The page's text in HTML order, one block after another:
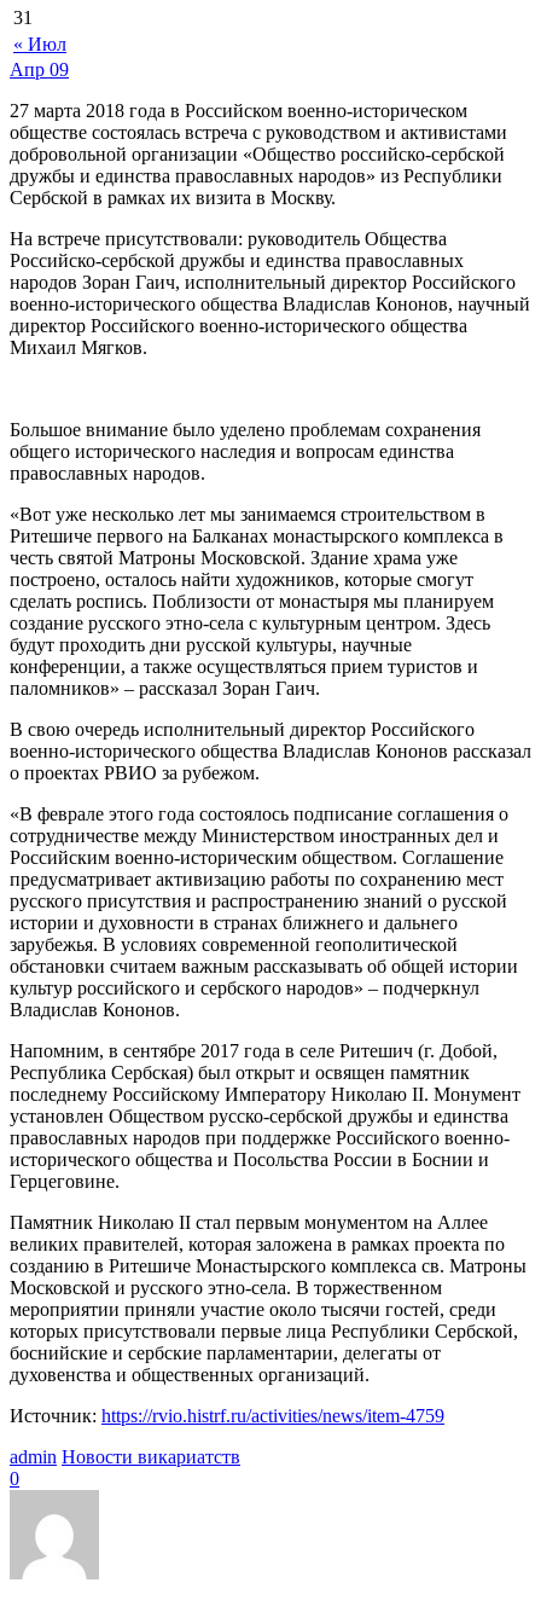
« Июл
31
Апр 09
27 марта 2018 года в Российском военно-историческом
обществе состоялась встреча с руководством и активистами
добровольной организации «Общество российско-сербской
дружбы и единства православных народов» из Республики
Сербской в рамках их визита в Москву.
На встрече присутствовали: руководитель Общества
Российско-сербской дружбы и единства православных
народов Зоран Гаич, исполнительный директор Российского
военно-исторического общества Владислав Кононов, научный
директор Российского военно-исторического общества
Михаил Мягков.
Большое внимание было уделено проблемам сохранения
общего исторического наследия и вопросам единства
православных народов.
«Вот уже несколько лет мы занимаемся строительством в
Ритешиче первого на Балканах монастырского комплекса в
честь святой Матроны Московской. Здание храма уже
построено, осталось найти художников, которые смогут
сделать роспись. Поблизости от монастыря мы планируем
создание русского этно-села с культурным центром. Здесь
будут проходить дни русской культуры, научные
конференции, а также осуществляться прием туристов и
паломников» – рассказал Зоран Гаич.
В свою очередь исполнительный директор Российского
военно-исторического общества Владислав Кононов рассказал
о проектах РВИО за рубежом.
«В феврале этого года состоялось подписание соглашения о
сотрудничестве между Министерством иностранных дел и
Российским военно-историческим обществом. Соглашение
предусматривает активизацию работы по сохранению мест
русского присутствия и распространению знаний о русской
истории и духовности в странах ближнего и дальнего
зарубежья. В условиях современной геополитической
обстановки считаем важным рассказывать об общей истории
культур российского и сербского народов» – подчеркнул
Владислав Кононов.
Напомним, в сентябре 2017 года в селе Ритешич (г. Добой,
Республика Сербская) был открыт и освящен памятник
последнему Российскому Императору Николаю II. Монумент
установлен Обществом русско-сербской дружбы и единства
православных народов при поддержке Российского военно-
исторического общества и Посольства России в Боснии и
Герцеговине.
Памятник Николаю II стал первым монументом на Аллее
великих правителей, которая заложена в рамках проекта по
созданию в Ритешиче Монастырского комплекса св. Матроны
Московской и русского этно-села. В торжественном
мероприятии приняли участие около тысячи гостей, среди
которых присутствовали первые лица Республики Сербской,
боснийские и сербские парламентарии, делегаты от
духовенства и общественных организаций.
Источник: https://rvio.histrf.ru/activities/news/item-4759
admin Новости викариатств
0